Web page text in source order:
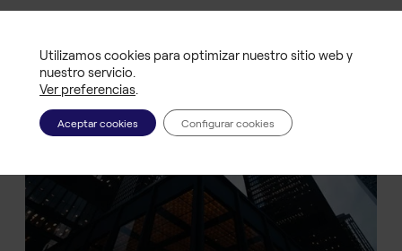
Utilizamos cookies para optimizar nuestro sitio web y
nuestro servicio.
Ver preferencias.
Aceptar cookies Configurar cookies